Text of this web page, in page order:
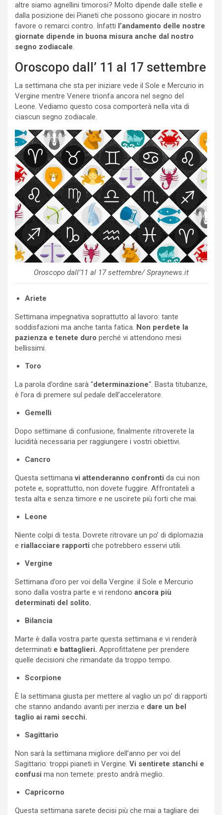
altre siamo agnellini timorosi? Molto dipende dalle stelle e
dalla posizione dei Pianeti che possono giocare in nostro
favore o remarci contro. Infatti l’andamento delle nostre
giornate dipende in buona misura anche dal nostro
segno zodiacale.
Oroscopo dall’ 11 al 17 settembre
La settimana che sta per iniziare vede il Sole e Mercurio in
Vergine mentre Venere trionfa ancora nel segno del
Leone. Vediamo questo cosa comporterà nella vita di
ciascun segno zodiacale.
Oroscopo dall’11 al 17 settembre/ Spraynews.it
Ariete
Settimana impegnativa soprattutto al lavoro: tante
soddisfazioni ma anche tanta fatica. Non perdete la
pazienza e tenete duro perché vi attendono mesi
bellissimi.
Toro
La parola d’ordine sarà “determinazione“. Basta titubanze,
è l’ora di premere sul pedale dell’acceleratore.
Gemelli
Dopo settimane di confusione, finalmente ritroverete la
lucidità necessaria per raggiungere i vostri obiettivi.
Cancro
Questa settimanavi attenderanno confronti da cui non
potete e, soprattutto, non dovete fuggire. Affrontateli a
testa alta e senza timore e ne uscirete più forti che mai.
Leone
Niente colpi di testa. Dovrete ritrovare un po’ di diplomazia
e riallacciare rapporti che potrebbero esservi utili.
Vergine
Settimana d’oro per voi della Vergine: il Sole e Mercurio
sono dalla vostra parte e vi rendono ancora più
determinati del solito.
Bilancia
Marte è dalla vostra parte questa settimana e vi renderà
determinati e battaglieri. Approfittatene per prendere
quelle decisioni che rimandate da troppo tempo.
Scorpione
È la settimana giusta per mettere al vaglio un po’ di rapporti
che stanno andando avanti per inerzia e dare un bel
taglio ai rami secchi.
Sagittario
Non sarà la settimana migliore dell’anno per voi del
Sagittario: troppi pianeti in Vergine. Vi sentirete stanchi e
confusi ma non temete: presto andrà meglio.
Capricorno
Questa settimana sarete decisi più che mai a tagliare dei